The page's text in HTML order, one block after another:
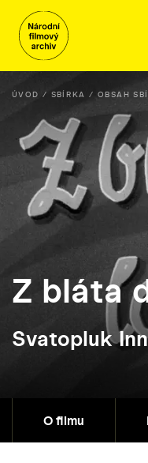
ÚVOD SBÍRKA OBSAH
Z bláta
Svatopluk
O filmu